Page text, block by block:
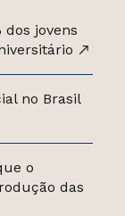
dos jovens
no Brasil
o
das